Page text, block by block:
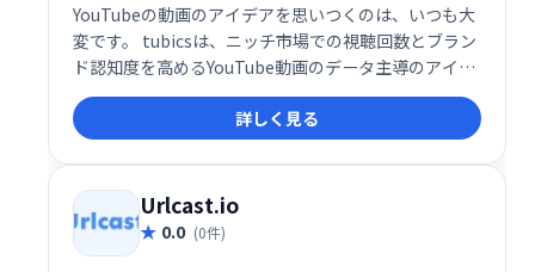
YouTubeの動画のアイデアを思いつくのは、いつも大
変です。 tubicsは、ニッチ市場での視聴回数とブラン
ド認知度を高めるYouTube動画のデータ主導のアイデ
アを提供します。すべてのビデオのアイデアには、競
合他社の洞察、ビデオでカバーする質問、提案された
タグとキーワードが含まれています。
詳しく見る
Urlcast.io
0.0 (0件)